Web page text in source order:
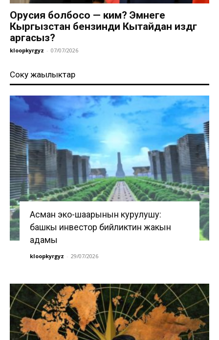
Орусия болбосо — ким? Эмнеге
Кыргызстан бензинди Кытайдан издөөгө
аргасыз?
kloopkyrgyz - 07/07/2026
Соңку жаңылыктар
Асман эко-шаарынын курулушу:
башкы инвестор бийликтин жакын
адамы
kloopkyrgyz - 29/07/2026